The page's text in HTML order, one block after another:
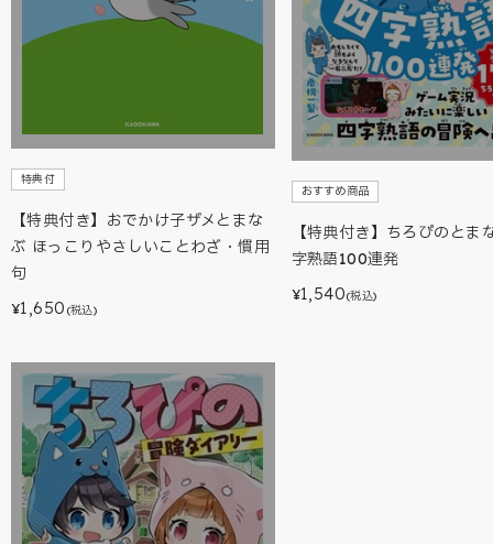
特典付
【特典付き】おでかけ子ザメとまな
ぶ ほっこりやさしいことわざ・慣用
句
¥1,650 (税込)
おすすめ商品
【特典付き】ちろぴのとま
字熟語100連発
¥1,540(税込)